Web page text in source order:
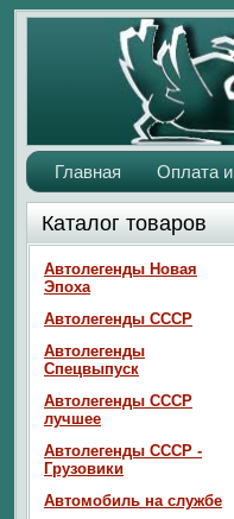
Главная Оплата
Каталог товаров
Автолегенды Новая
Эпоха
Автолегенды СССР
Автолегенды
Спецвыпуск
Автолегенды СССР
лучшее
Автолегенды СССР -
Грузовики
Автомобиль на службе